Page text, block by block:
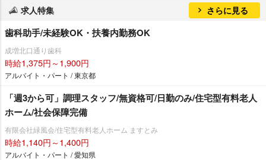
求人特集 さらに見る
歯科助手/未経験OK・扶養内勤務OK
成増北口通り歯科
時給1,375円～1,900円
アルバイト・パート / 東京都
「週3から可」調理スタッフ/無資格可/日勤のみ/住宅型有料老人
ホーム/社会保障完備
有限会社緑風会/住宅型有料老人ホーム ますとみ
時給1,140円～1,400円
アルバイト・パート / 愛知県